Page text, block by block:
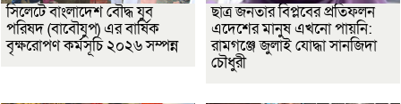
সিলেটে বাংলাদেশ বৌদ্ধ যুব
পরিষদ (বাবৌযুপ) এর বার্ষিক
বৃক্ষরোপণ কর্মসূচি ২০২৬ সম্পন্ন
ছাত্র জনতার বিপ্লবের প্রতিফলন
এদেশের মানুষ এখনো পায়নি:
রামগঞ্জে জুলাই যোদ্ধা সানজিদা
চৌধুরী